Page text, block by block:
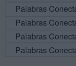
Palabras
Palabras
Palabras
Palabras